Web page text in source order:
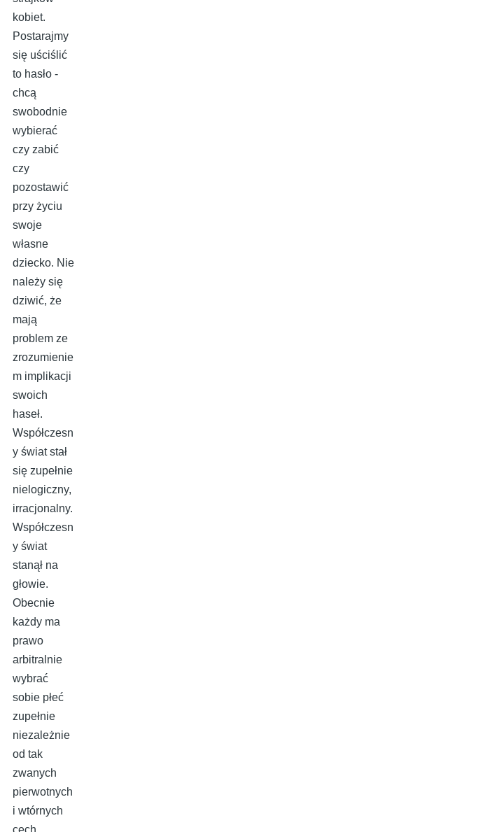
kobiet.
Postarajmy
się uściślić
to hasło -
chcą
swobodnie
wybierać
czy zabić
czy
pozostawić
przy życiu
swoje
własne
dziecko. Nie
należy się
dziwić, że
mają
problem ze
zrozumienie
m implikacji
swoich
haseł.
Współczesn
y świat stał
się zupełnie
nielogiczny,
irracjonalny.
Współczesn
y świat
stanął na
głowie.
Obecnie
każdy ma
prawo
arbitralnie
wybrać
sobie płeć
zupełnie
niezależnie
od tak
zwanych
pierwotnych
i wtórnych